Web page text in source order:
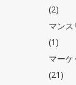
(2)
マンス
(1)
マーケ
(21)